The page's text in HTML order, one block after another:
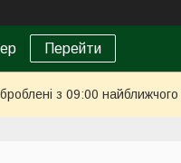
Перейти
з 09:00